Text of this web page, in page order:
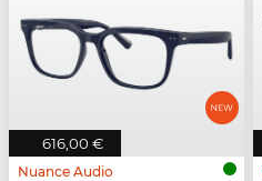
616,00 €
Nuance Audio